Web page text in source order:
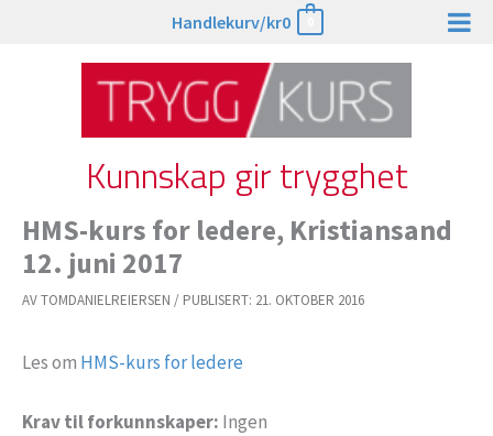
Handlekurv/kr0
Kunnskap gir trygghet
HMS-kurs for ledere, Kristiansand
12. juni 2017
AVTOMDANIELREIERSEN / PUBLISERT: 21. OKTOBER 2016
Les om HMS-kurs for ledere
Krav til forkunnskaper: Ingen